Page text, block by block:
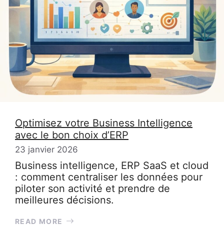
Optimisez votre Business Intelligence
avec le bon choix d’ERP
23 janvier 2026
Business intelligence, ERP SaaS et cloud
: comment centraliser les données pour
piloter son activité et prendre de
meilleures décisions.
READ MORE